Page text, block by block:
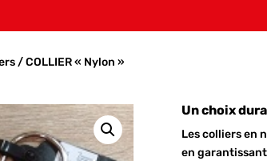
/ COLLIER « Nylon »
Un choix
Les colliers en
en